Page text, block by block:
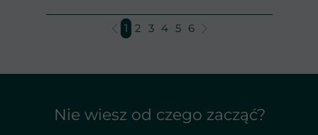
1 2 3 4 5 6
Nie wiesz od czego zacząć?